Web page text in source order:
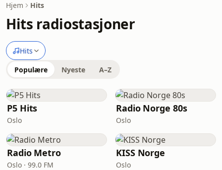
Hjem Hits
Hits radiostasjoner
Hits
Populære Nyeste A–Z
P5 Hits
Oslo
Radio Norge 80s
Oslo
Radio Metro
Oslo · 99.0 FM
KISS Norge
Oslo